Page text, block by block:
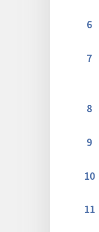
6⁠
7⁠
8⁠
9⁠
10⁠
11⁠